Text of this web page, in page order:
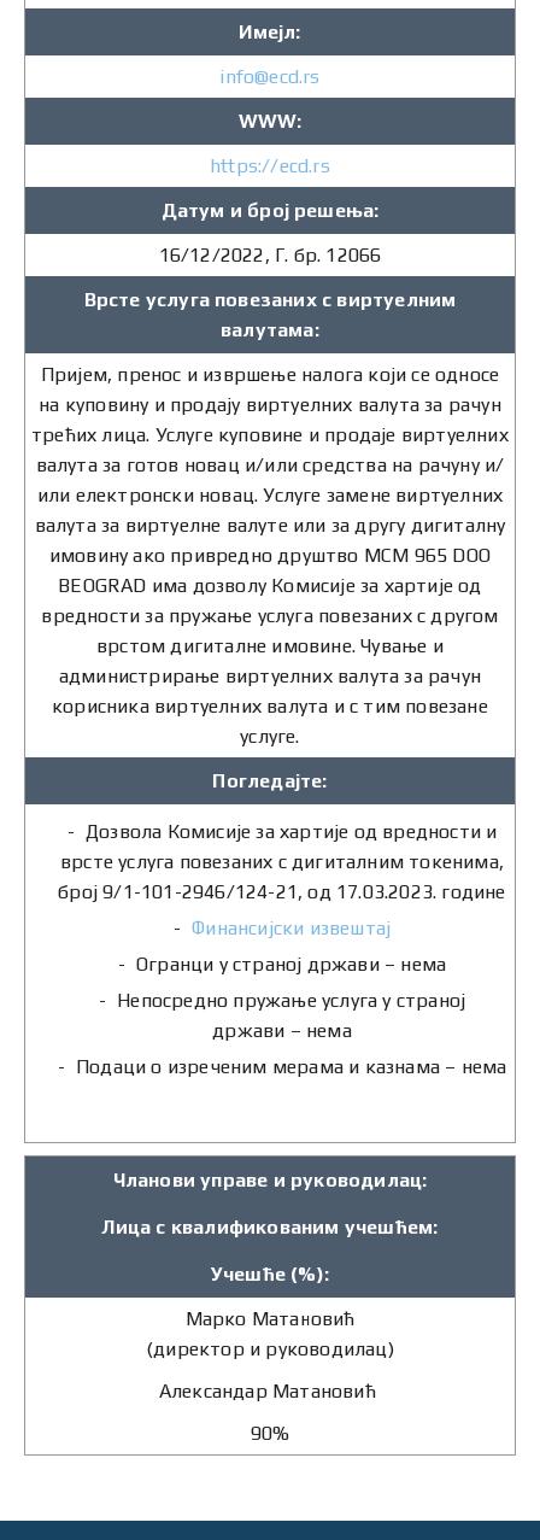
Имејл:
info@ecd.rs
WWW:
https://ecd.rs
Датум и број решења:
16/12/2022, Г. бр. 12066
Врсте услуга повезаних с виртуелним
валутама:
Пријем, пренос и извршење налога који се односе
на куповину и продају виртуелних валута за рачун
трећих лица. Услуге куповине и продаје виртуелних
валута за готов новац и/или средства на рачуну и/
или електронски новац. Услуге замене виртуелних
валута за виртуелне валуте или за другу дигиталну
имовину ако привредно друштво MCM 965 DOO
BEOGRAD има дозволу Комисије за хартије од
вредности за пружање услуга повезаних с другом
врстом дигиталне имовине. Чување и
администрирање виртуелних валута за рачун
корисника виртуелних валута и с тим повезане
услуге.
Погледајте:
Дозвола Комисије за хартије од вредности и
врсте услуга повезаних с дигиталним токенима,
број 9/1-101-2946/124-21, од 17.03.2023. године
Финансијски извештај
Огранци у страној држави – нема
Непосредно пружање услуга у страној
држави – нема
Подаци о изреченим мерама и казнама – нема
Чланови управе и руководилац:
Лица с квалификованим учешћем:
Учешће (%):
Марко Матановић
(директор и руководилац)
Александар Матановић
90%